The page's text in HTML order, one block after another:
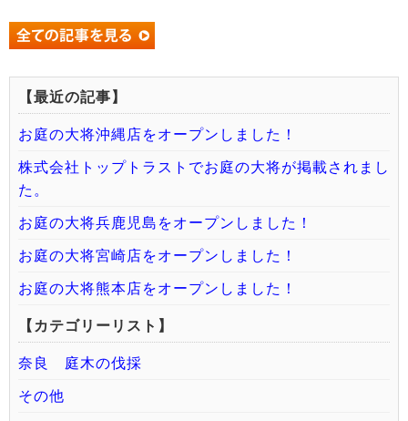
【最近の記事】
お庭の大将沖縄店をオープンしました！
株式会社トップトラストでお庭の大将が掲載されまし
た。
お庭の大将兵鹿児島をオープンしました！
お庭の大将宮崎店をオープンしました！
お庭の大将熊本店をオープンしました！
【カテゴリーリスト】
奈良 庭木の伐採
その他